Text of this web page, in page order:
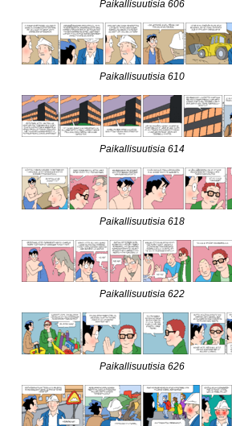
Paikallisuutisia 606
Paikallisuutisia 610
Paikallisuutisia 614
Paikallisuutisia 618
Paikallisuutisia 622
Paikallisuutisia 626